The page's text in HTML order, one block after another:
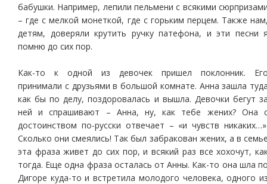
бабушки. Например, лепили пельмени с всякими
– где с мелкой монеткой, где с горьким перцем. Также
детям, доверяли крутить ручку патефона, и эти песни
помню до сих пор.
Как-то к одной из девочек пришел поклонник.
принимали с друзьями в большой комнате. Анна зашла
как бы по делу, поздоровалась и вышла. Девочки бегут
ней и спрашивают – Анна, ну, как тебе жених? Она
достоинством по-русски отвечает – «и чувств
Сколько они смеялись! Так был забракован жених, а в
эта фраза живет до сих пор, и всякий раз все хохочут,
тогда. Еще одна фраза осталась от Анны. Как-то она шла
Дигоре куда-то и встретила молодого человека, одного